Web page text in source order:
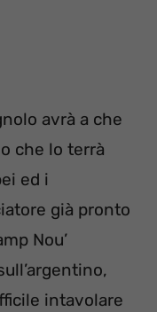
avrà a che
che lo terrà
ed i
già pronto
Nou’
intavolare